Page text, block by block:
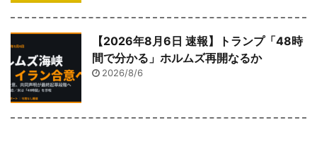
【2026年8月6日 速報】トランプ「48時
間で分かる」ホルムズ再開なるか
2026/8/6